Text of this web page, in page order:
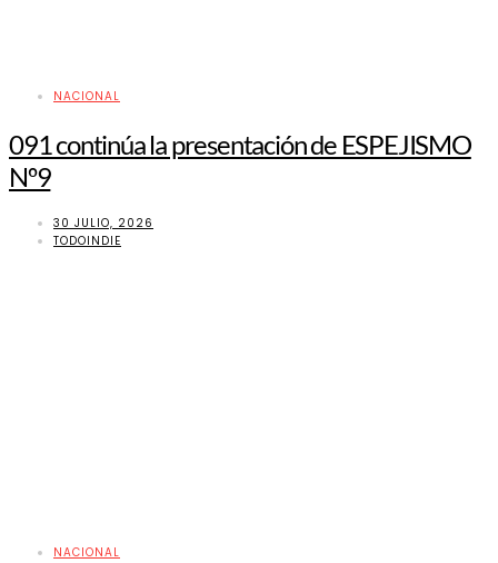
NACIONAL
091 continúa la presentación de ESPEJISMO
Nº9
30 JULIO, 2026
TODOINDIE
NACIONAL